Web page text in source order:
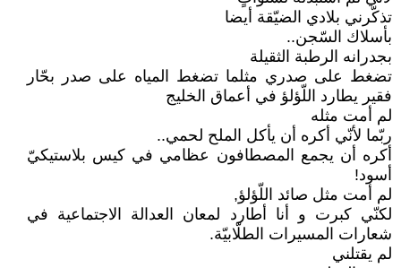
تذكّرني بلادي الضيّقة أيضا
بأسلاك السّجن..
بجدرانه الرطبة الثقيلة
تضغط على صدري مثلما تضغط المياه على صدر بحّار
فقير يطارد اللّؤلؤ في أعماق الخليج
لم أمت مثله
ربّما لأنّي أكره أن يأكل الملح لحمي..
أكره أن يجمع المصطافون عظامي في كيس بلاستيكيّ
أسود!
لم أمت مثل صائد اللّؤلؤ,
لكنّي كبرت و أنا أطارد لمعان العدالة الاجتماعية في
شعارات المسيرات الطلّابيّة.
لم يقتلني